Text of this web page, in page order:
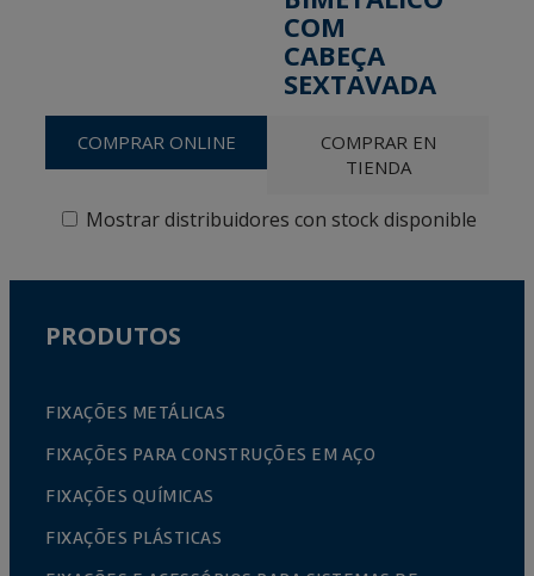
COM
CABEÇA
SEXTAVADA
COMPRAR ONLINE
COMPRAR EN
TIENDA
Mostrar distribuidores con stock disponible
PRODUTOS
FIXAÇÕES METÁLICAS
FIXAÇÕES PARA CONSTRUÇÕES EM AÇO
FIXAÇÕES QUÍMICAS
FIXAÇÕES PLÁSTICAS